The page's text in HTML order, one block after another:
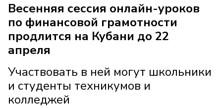
Весенняя сессия онлайн-уроков
по финансовой грамотности
продлится на Кубани до 22
апреля
Участвовать в ней могут школьники
и студенты техникумов и
колледжей